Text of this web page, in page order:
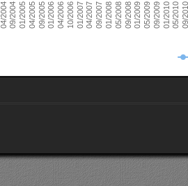
04/200409/200401/200504/200509/200501/200604/200610/200601/200704/200709/200701/200805/200809/200801/200905/200909/200901/201005/201009/